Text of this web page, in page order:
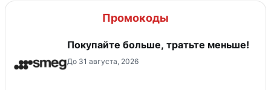
Промокоды
Покупайте больше, тратьте меньше!
До 31 августа, 2026